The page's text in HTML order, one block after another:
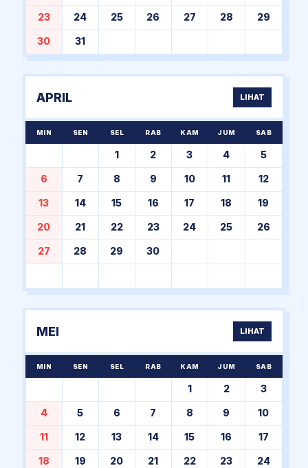
23 24 25 26 27 28 29
30 31
APRIL LIHAT
MIN SEN SEL RAB KAM JUM SAB
1 2 3 4 5
6 7 8 9 10 11 12
13 14 15 16 17 18 19
20 21 22 23 24 25 26
27 28 29 30
MEI LIHAT
MIN SEN SEL RAB KAM JUM SAB
1 2 3
4 5 6 7 8 9 10
11 12 13 14 15 16 17
18 19 20 21 22 23 24